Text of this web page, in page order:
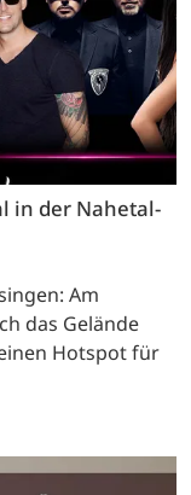
in der Nahetal-
Am
das Gelände
Hotspot für